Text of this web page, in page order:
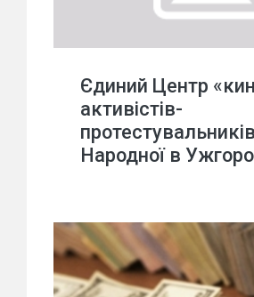
Єдиний Центр
активістів-
Народної в